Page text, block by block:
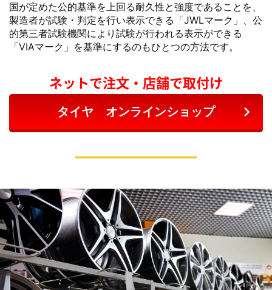
国が定めた公的基準を上回る耐久性と強度であることを、
製造者が試験・判定を行い表示できる「JWLマーク」、公
的第三者試験機関により試験が行われる表示ができる
「VIAマーク」を基準にするのもひとつの方法です。
ネットで注文・店舗で取付け
タイヤ オンラインショップ